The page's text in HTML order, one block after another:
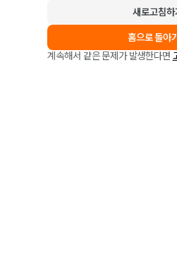
새로고침하
홈으로 돌아
계속해서 같은 문제가 발생한다면